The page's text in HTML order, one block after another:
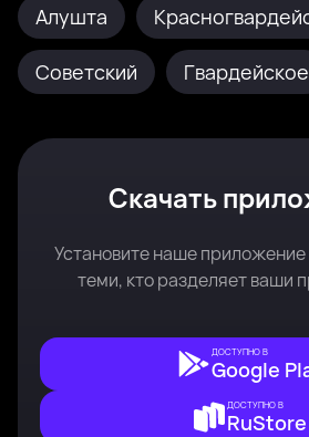
Алушта
Советский Гвардейское
Скачать
Установите наше приложение
теми, кто разделяет ваши
ДОСТУПНО В
Google
ДОСТУПНО В
RuStore